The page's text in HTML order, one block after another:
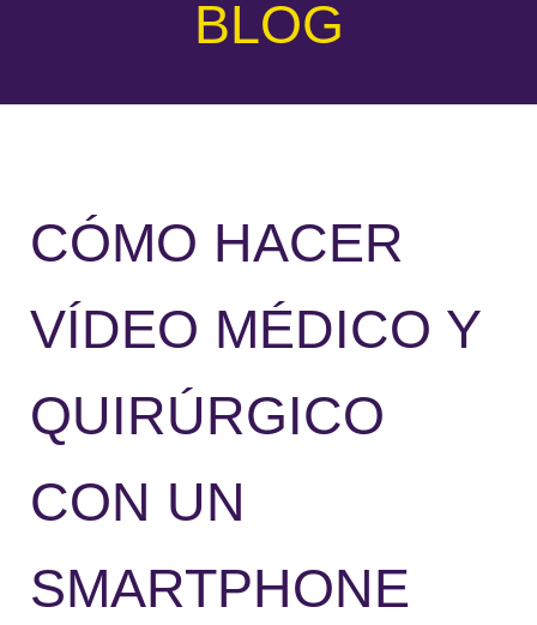
BLOG
CÓMO HACER
VÍDEO MÉDICO Y
QUIRÚRGICO
CON UN
SMARTPHONE